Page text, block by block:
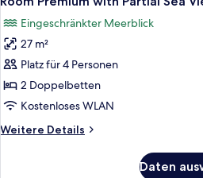
Fotos
für
Room
Premium
with
Partial
View
Eingeschränkter Meerblick
27 m²
Platz für 4 Personen
2 Doppelbetten
Kostenloses WLAN
Weitere Details
Weitere
Daten